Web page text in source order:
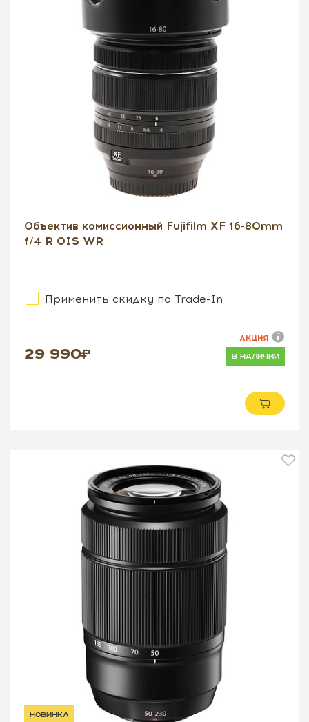
Объектив комиссионный Fujifilm XF 16-80mm
f/4 R OIS WR
Применить скидку по Trade-In
29 990 в наличии
АКЦИЯ
новинка